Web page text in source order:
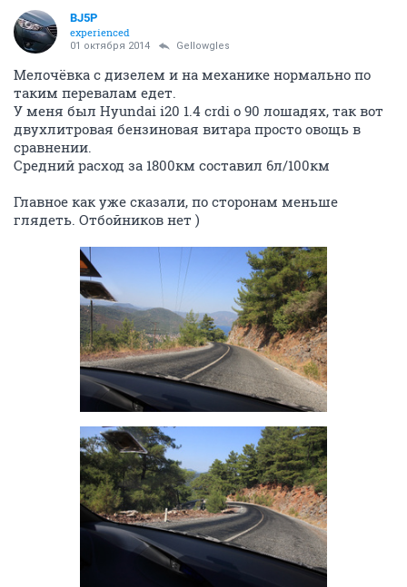
BJ5P
experienced
01 октября 2014 Gellowgles
Мелочёвка с дизелем и на механике нормально по
таким перевалам едет.
У меня был Hyundai i20 1.4 crdi о 90 лошадях, так вот
двухлитровая бензиновая витара просто овощь в
сравнении.
Средний расход за 1800км составил 6л/100км
Главное как уже сказали, по сторонам меньше
глядеть. Отбойников нет )